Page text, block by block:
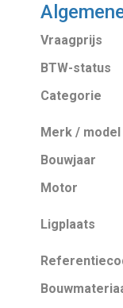
Vraagprijs
BTW-status
Categorie
Merk / model
Bouwjaar
Motor
Ligplaats